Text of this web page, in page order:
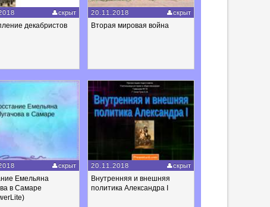
скрыт
декабристов
20.11.2018 скрыт
Вторая мировая война
скрыт
Емельяна
в Самаре
20.11.2018 скрыт
Внутренняя и внешняя
политика Александра I